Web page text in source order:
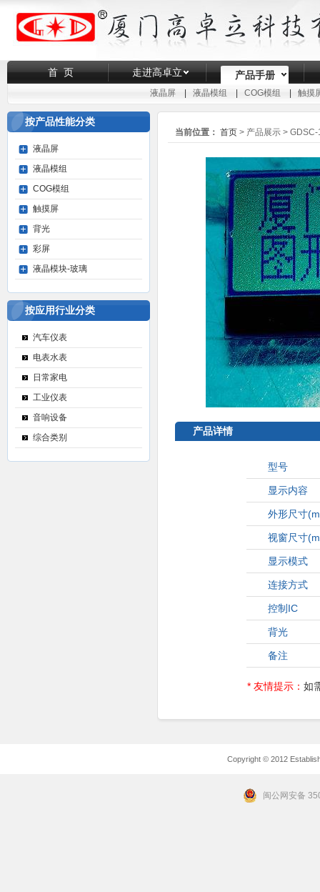
首 页 走进高卓立 产品手册
液晶屏 液晶模组 COG模组 触摸
按产品性能分类
液晶屏
液晶模组
COG模组
触摸屏
背光
彩屏
液晶模块-玻璃
按应用行业分类
汽车仪表
电表水表
日常家电
工业仪表
音响设备
综合类别
当前位置： 首页 > 产品展示 >
产品详情
型号
显示内容
外形尺寸
视窗尺寸
显示模式
连接方式
控制IC
背光
备注
* 友情提示： 如
Copyright © 2012
闽公网安备